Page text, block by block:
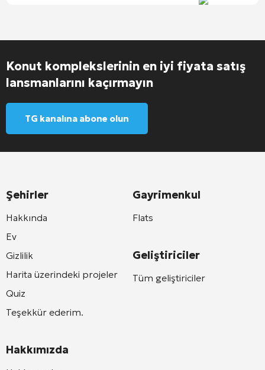
Konut komplekslerinin en iyi fiyata satış
lansmanlarını kaçırmayın
TG kanalına abone olun
Şehirler
Hakkında
Ev
Gizlilik
Harita üzerindeki projeler
Quiz
Teşekkür ederim.
Hakkımızda
Gayrimenkul
Flats
Geliştiriciler
Tüm geliştiriciler